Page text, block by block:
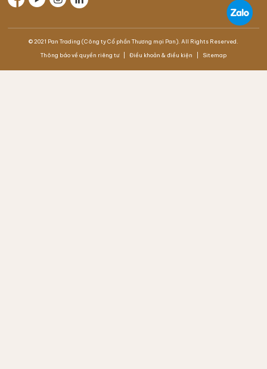
© 2021 Pan Trading (Công ty Cổ phần Thương mại Pan). All Rights Reserved.
Thông báo về quyền riêng tư Điều khoản & điều kiện Sitemap